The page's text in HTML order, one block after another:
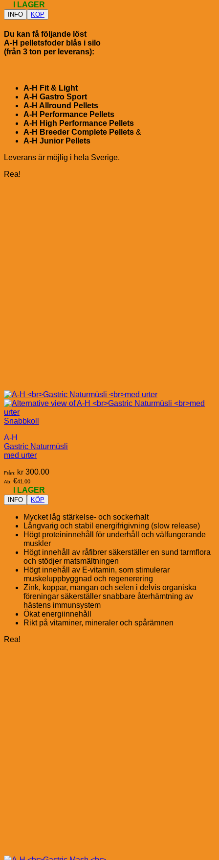
I LAGER
INFO KÖP
Du kan få följande löst
A-H pelletsfoder blås i silo
(från 3 ton per leverans):
A-H Fit & Light
A-H Gastro Sport
A-H Allround Pellets
A-H Performance Pellets
A-H High Performance Pellets
A-H Breeder Complete Pellets &
A-H Junior Pellets
Leverans är möjlig i hela Sverige.
Rea!
Snabbkoll
A-H
Gastric Naturmüsli
med urter
Från: kr 300.00
Ab: €41.00
I LAGER
INFO KÖP
Mycket låg stärkelse- och sockerhalt
Långvarig och stabil energifrigivning (slow release)
Högt proteininnehåll för underhåll och välfungerande
muskler
Högt innehåll av råfibrer säkerställer en sund tarmflora
och stödjer matsmältningen
Högt innehåll av E-vitamin, som stimulerar
muskeluppbyggnad och regenerering
Zink, koppar, mangan och selen i delvis organiska
föreningar säkerställer snabbare återhämtning av
hästens immunsystem
Ökat energiinnehåll
Rikt på vitaminer, mineraler och spårämnen
Rea!